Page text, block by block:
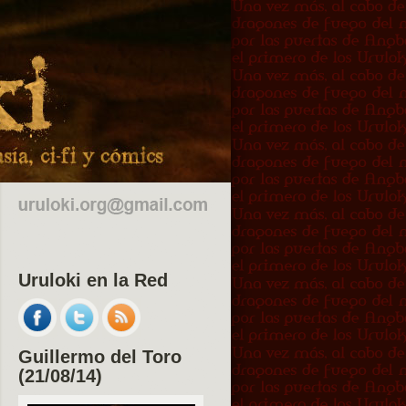
Uruloki en la Red
Guillermo del Toro
(21/08/14)